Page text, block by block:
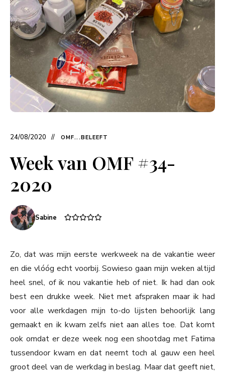
24/08/2020 OMF...BELEEFT
Week van OMF #34-
2020
Sabine
Zo, dat was mijn eerste werkweek na de vakantie weer
en die vlóóg echt voorbij. Sowieso gaan mijn weken altijd
heel snel, of ik nou vakantie heb of niet. Ik had dan ook
best een drukke week. Niet met afspraken maar ik had
voor alle werkdagen mijn to-do lijsten behoorlijk lang
gemaakt en ik kwam zelfs niet aan alles toe. Dat komt
ook omdat er deze week nog een shootdag met Fatima
tussendoor kwam en dat neemt toch al gauw een heel
groot deel van de werkdag in beslag. Maar dat geeft niet,